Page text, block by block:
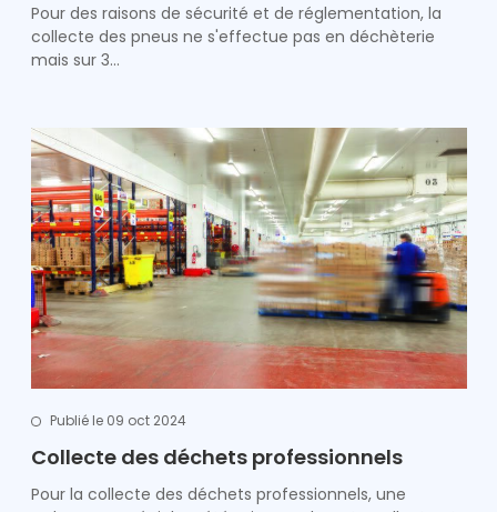
Pour des raisons de sécurité et de réglementation, la
collecte des pneus ne s'effectue pas en déchèterie
mais sur 3…
Publié le 09 oct 2024
Collecte des déchets professionnels
Pour la collecte des déchets professionnels, une